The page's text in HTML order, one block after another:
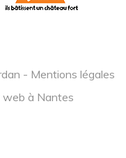
- Mentions légales
web à Nantes